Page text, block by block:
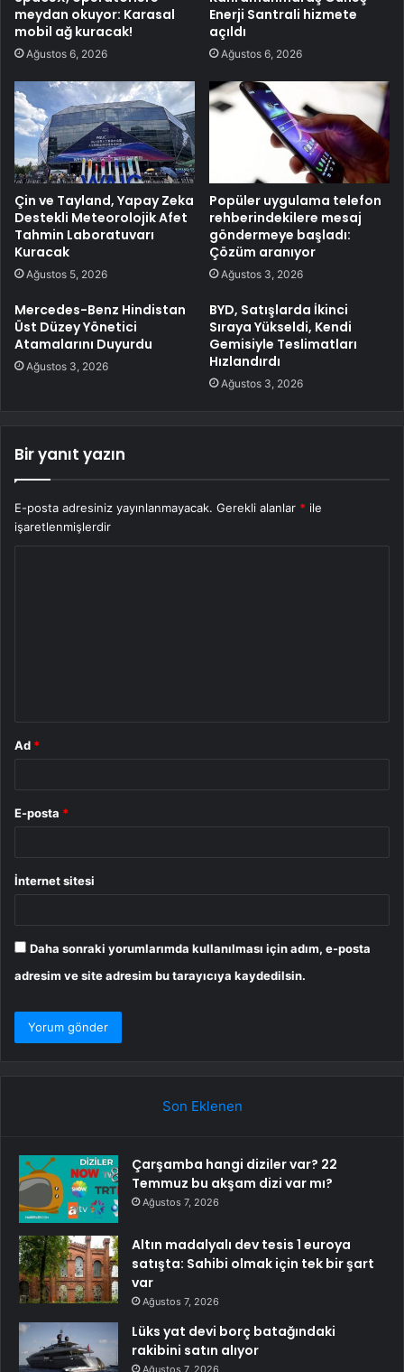
meydan okuyor: Karasal
mobil ağ kuracak!
Ağustos 6, 2026
Enerji Santrali hizmete
açıldı
Ağustos 6, 2026
Çin ve Tayland, Yapay Zeka
Destekli Meteorolojik Afet
Tahmin Laboratuvarı
Kuracak
Ağustos 5, 2026
Popüler uygulama telefon
rehberindekilere mesaj
göndermeye başladı:
Çözüm aranıyor
Ağustos 3, 2026
Mercedes-Benz Hindistan
Üst Düzey Yönetici
Atamalarını Duyurdu
Ağustos 3, 2026
BYD, Satışlarda İkinci
Sıraya Yükseldi, Kendi
Gemisiyle Teslimatları
Hızlandırdı
Ağustos 3, 2026
Bir yanıt yazın
E-posta adresiniz yayınlanmayacak. Gerekli alanlar * ile
işaretlenmişlerdir
Ad *
E-posta *
İnternet sitesi
Daha sonraki yorumlarımda kullanılması için adım, e-posta
adresim ve site adresim bu tarayıcıya kaydedilsin.
Son Eklenen
Çarşamba hangi diziler var? 22
Temmuz bu akşam dizi var mı?
Ağustos 7, 2026
Altın madalyalı dev tesis 1 euroya
satışta: Sahibi olmak için tek bir şart
var
Ağustos 7, 2026
Lüks yat devi borç batağındaki
rakibini satın alıyor
Ağustos 7, 2026